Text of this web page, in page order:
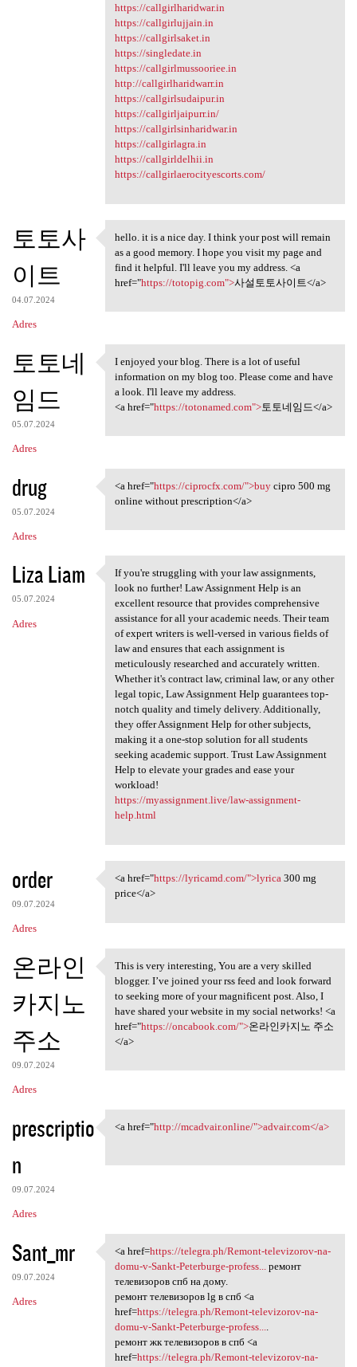
https://callgirlharidwar.in
https://callgirlujjain.in
https://callgirlsaket.in
https://singledate.in
https://callgirlmussooriee.in
http://callgirlharidwarr.in
https://callgirlsudaipur.in
https://callgirljaipurr.in/
https://callgirlsinharidwar.in
https://callgirlagra.in
https://callgirldelhii.in
https://callgirlaerocityescorts.com/
토토사
이트
04.07.2024
Adres
hello. it is a nice day. I
hello. it is a nice day. I think your post will remain
as a good memory. I hope you visit my page and
find it helpful. I'll leave you my address. <a
href="https://totopig.com">사설토토사이트</a>
토토네
임드
05.07.2024
Adres
I enjoyed your blog. There is
I enjoyed your blog. There is a lot of useful
information on my blog too. Please come and have
a look. I'll leave my address.
<a href="https://totonamed.com">토토네임드</a>
drug
05.07.2024
Adres
<a href="https://ciprocfx.com
<a href="https://ciprocfx.com/">buycipro 500 mg
online without prescription</a>
Liza Liam
05.07.2024
Adres
If you're struggling with
If you're struggling with your law assignments,
look no further! Law Assignment Help is an
excellent resource that provides comprehensive
assistance for all your academic needs. Their team
of expert writers is well-versed in various fields of
law and ensures that each assignment is
meticulously researched and accurately written.
Whether it's contract law, criminal law, or any other
legal topic, Law Assignment Help guarantees top-
notch quality and timely delivery. Additionally,
they offer Assignment Help for other subjects,
making it a one-stop solution for all students
seeking academic support. Trust Law Assignment
Help to elevate your grades and ease your
workload!
https://myassignment.live/law-assignment-
help.html
order
09.07.2024
Adres
<a href="https://lyricamd.com
<a href="https://lyricamd.com/">lyrica 300 mg
price</a>
온라인
카지노
주소
09.07.2024
Adres
This is very interesting, You
This is very interesting, You are a very skilled
blogger. I’ve joined your rss feed and look forward
to seeking more of your magnificent post. Also, I
have shared your website in my social networks! <a
href="https://oncabook.com/">온라인카지노 주소
</a>
prescriptio
n
09.07.2024
Adres
<a href="http://mcadvair
<a href="http://mcadvair.online/">advair.com</a>
Sant_mr
09.07.2024
Adres
<a href=https://telegra.ph
<a href=https://telegra.ph/Remont-televizorov-na-
domu-v-Sankt-Peterburge-profess...
ремонт
телевизоров спб на дому.
ремонт телевизоров lg в спб <a
href=https://telegra.ph/Remont-televizorov-na-
domu-v-Sankt-Peterburge-profess...
ремонт жк телевизоров в спб <a
href=https://telegra.ph/Remont-televizorov-na-